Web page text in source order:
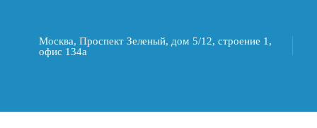
Москва, Проспект Зеленый, дом 5/12, строение 1,
офис 134а